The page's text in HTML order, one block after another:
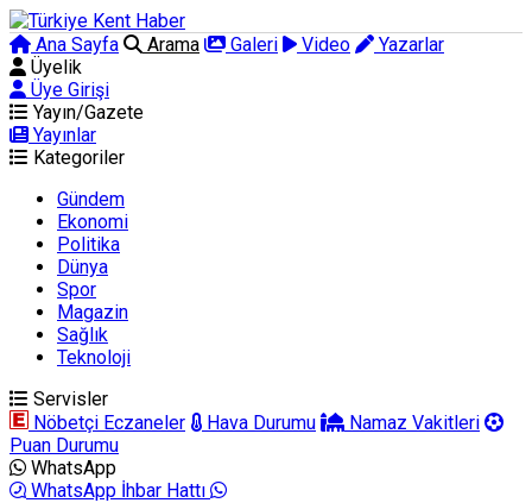
Ana Sayfa Arama Galeri Video
Yazarlar
Üyelik
Üye Girişi
Yayın/Gazete
Yayınlar
Kategoriler
Gündem
Ekonomi
Politika
Dünya
Spor
Magazin
Sağlık
Teknoloji
Servisler
Nöbetçi Eczaneler
Hava Durumu
Namaz Vakitleri
Puan Durumu
WhatsApp
WhatsApp İhbar Hattı